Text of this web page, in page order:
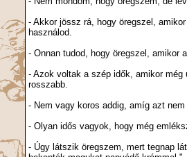
- Akkor jössz rá, hogy öregszel,
használod.
- Onnan tudod, hogy öregszel, amikor
- Azok voltak a szép idők, amikor
rosszabb.
- Nem vagy koros addig, amíg azt
- Olyan idős vagyok, hogy még
- Úgy látszik öregszem, mert tegnap